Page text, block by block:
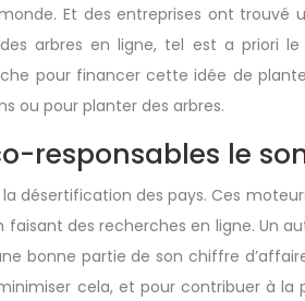
Et des entreprises ont trouvé
arbres en ligne, tel est a priori
pour financer cette idée de
ou pour planter des arbres.
responsables le
des pays. Ces
faisant des recherches en ligne. Un
bonne partie de son chiffre
cela, et pour contribuer à